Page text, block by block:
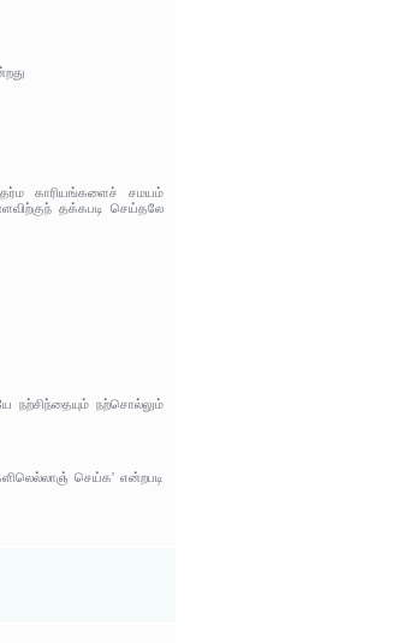
காரியங்களைச் சமயம்
தக்கபடி செய்தலே
நற்சொல்லும்
செய்க' என்றபடி